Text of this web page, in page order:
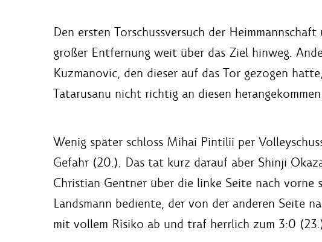
Den ersten Torschussversuch der
großer Entfernung weit über das Ziel hinweg.
Kuzmanovic, den dieser auf das Tor gezogen
Tatarusanu nicht richtig an diesen
Wenig später schloss Mihai Pintilii per
Gefahr (20.). Das tat kurz darauf aber Shinji
Christian Gentner über die linke Seite nach vorne
Landsmann bediente, der von der anderen Seite
mit vollem Risiko ab und traf herrlich zum 3:0